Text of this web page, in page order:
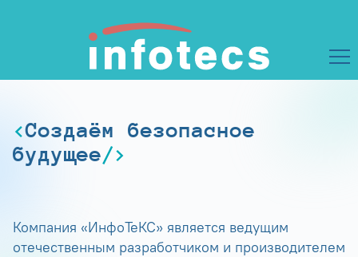
Создаём безопасное
будущее
Компания «ИнфоТеКС» является ведущим
отечественным разработчиком и производителем